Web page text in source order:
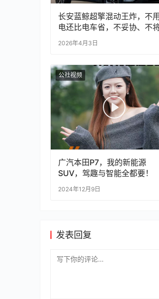
长安蓝鲸超擎混动王炸，不
电还比电车省，不妥协、不
的中国混动方案
2026年4月3日
公社视频
广汽本田P7，我的新能源
SUV，驾趣与智能全都要！
2024年12月9日
发表回复